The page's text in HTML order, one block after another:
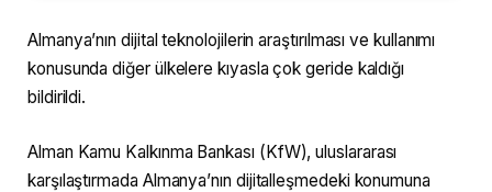
Almanya’nın dijital teknolojilerin araştırılması ve kullanımı
konusunda diğer ülkelere kıyasla çok geride kaldığı
bildirildi.
Alman Kamu Kalkınma Bankası (KfW), uluslararası
karşılaştırmada Almanya’nın dijitalleşmedeki konumuna